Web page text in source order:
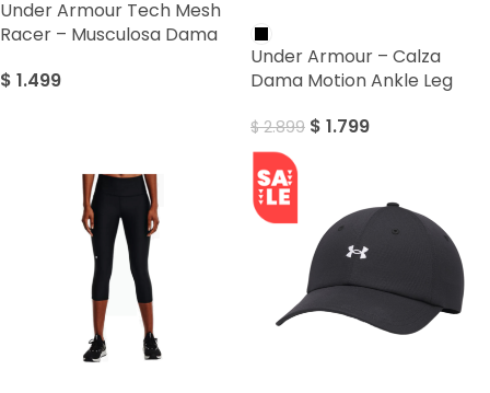
Under Armour Tech Mesh
Racer – Musculosa Dama
$ 1.499
Under Armour – Calza
Dama Motion Ankle Leg
$2.899 $ 1.799